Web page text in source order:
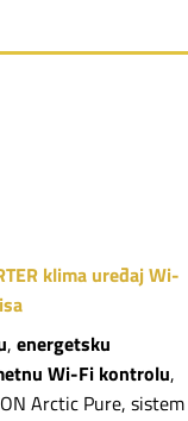
klima uređaj Wi-
, energetsku
Wi-Fi kontrolu,
Arctic Pure, sistem